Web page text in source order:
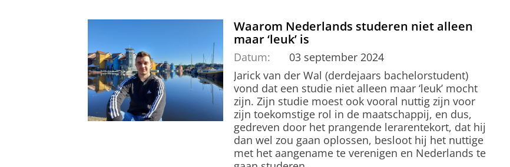
Waarom Nederlands studeren niet alleen
maar ‘leuk’ is
Datum:
03 september 2024
Jarick van der Wal (derdejaars bachelorstudent)
vond dat een studie niet alleen maar ‘leuk’ mocht
zijn. Zijn studie moest ook vooral nuttig zijn voor
zijn toekomstige rol in de maatschappij, en dus,
gedreven door het prangende lerarentekort, dat hij
dan wel zou gaan oplossen, besloot hij het nuttige
met het aangename te verenigen en Nederlands te